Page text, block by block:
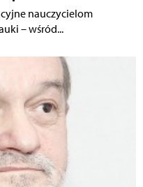
nauczycielom
– wśród...